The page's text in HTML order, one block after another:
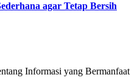
agar Tetap Bersih
Informasi yang Bermanfaat